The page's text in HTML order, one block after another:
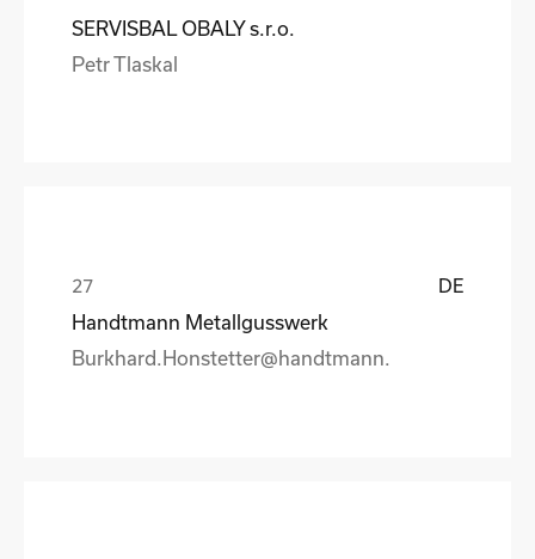
SERVISBAL OBALY s.r.o.
Petr Tlaskal
DE
Handtmann Metallgusswerk
Burkhard.Honstetter@handtmann.